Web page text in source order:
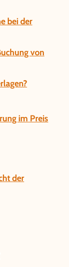
bei der
von
im Preis
der